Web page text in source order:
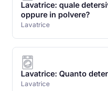
Lavatrice: quale
oppure in polvere?
Lavatrice
Lavatrice: Quanto
Lavatrice